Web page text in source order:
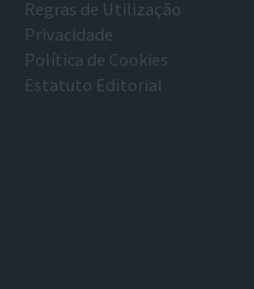
Regras de Utilização
Privacidade
Política de Cookies
Estatuto Editorial